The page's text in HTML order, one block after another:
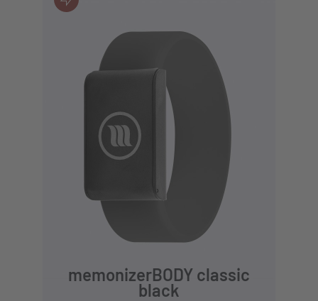
memonizerBODY classic
black
JETZT KAUFEN